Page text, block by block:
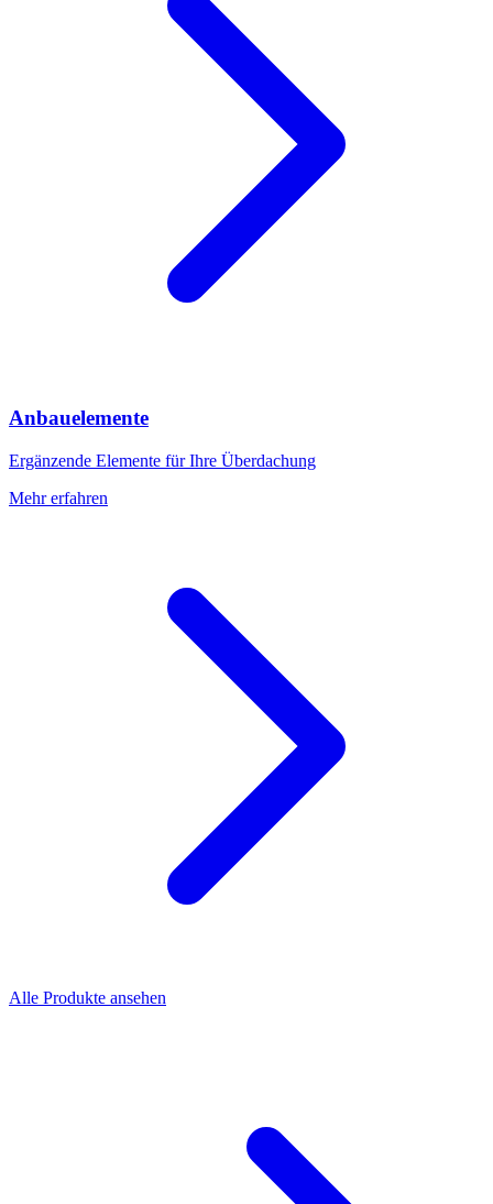
Anbauelemente
Ergänzende Elemente für Ihre Überdachung
Mehr erfahren
Alle Produkte ansehen